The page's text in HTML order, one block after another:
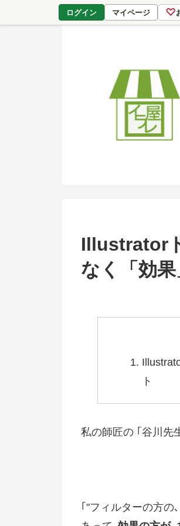
ログイン マイページ ♡
Illustrator
なく「効
ト
私の師匠の ｢谷川先
｢"フィルターの方の